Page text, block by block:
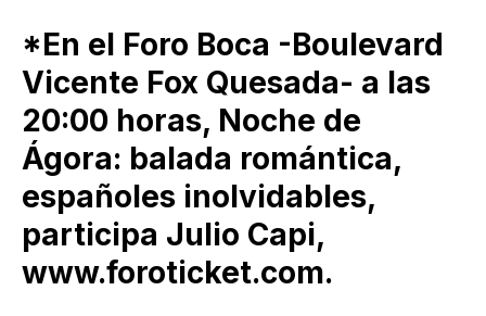
*En el Foro Boca -Boulevard
Vicente Fox Quesada- a las
20:00 horas, Noche de
Ágora: balada romántica,
españoles inolvidables,
participa Julio Capi,
www.foroticket.com.